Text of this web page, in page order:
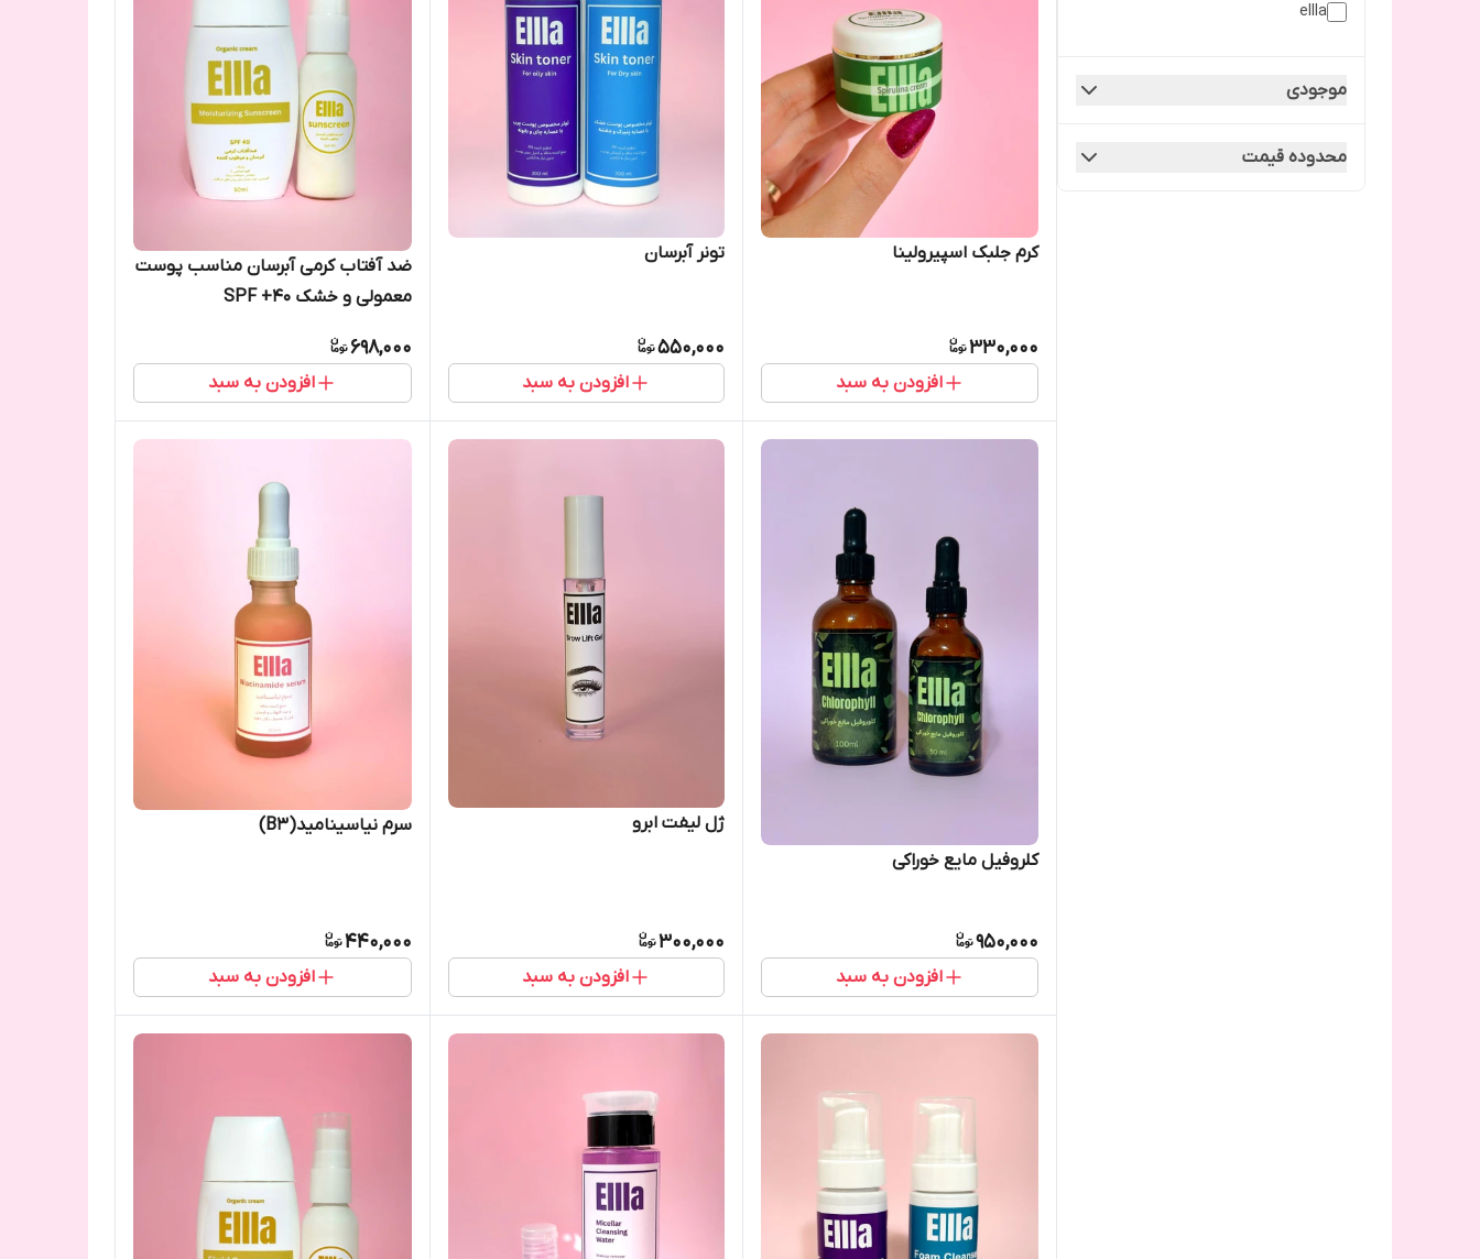
سرم نیاسینامید ۱٪
ژل اسکراب لایه بردار روشن کننده
ellla
موجودی
محدوده قیمت
کرم جلبک اسپیرولینا
330,000
افزودن به سبد
تونر آبرسان
550,000
افزودن به سبد
ضد آفتاب کرمی آبرسان مناسب پوست
معمولی و خشک SPF +40
698,000
افزودن به سبد
کلروفیل مایع خوراکی
950,000
افزودن به سبد
ژل لیفت ابرو
300,000
افزودن به سبد
سرم نیاسینامید(B3)
440,000
افزودن به سبد